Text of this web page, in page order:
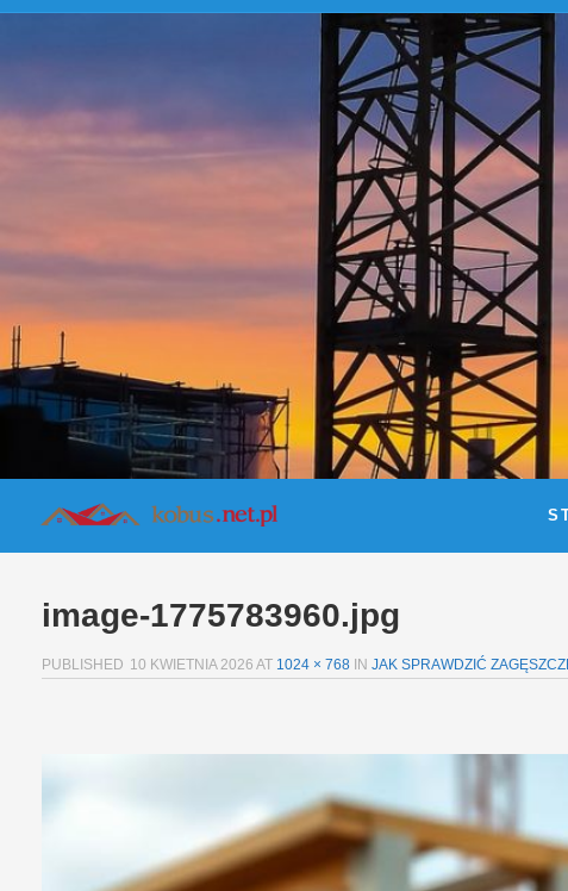
image-1775783960.jpg
PUBLISHED 10 KWIETNIA 2026 AT 1024 × 768 IN JAK SPRAWDZIĆ